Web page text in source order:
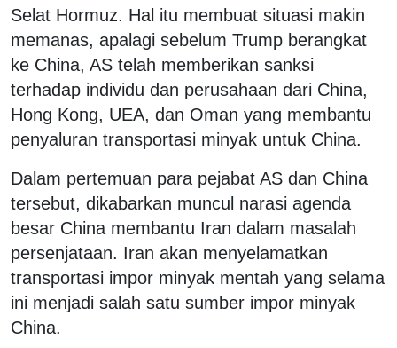
Selat Hormuz. Hal itu membuat situasi makin
memanas, apalagi sebelum Trump berangkat
ke China, AS telah memberikan sanksi
terhadap individu dan perusahaan dari China,
Hong Kong, UEA, dan Oman yang membantu
penyaluran transportasi minyak untuk China.
Dalam pertemuan para pejabat AS dan China
tersebut, dikabarkan muncul narasi agenda
besar China membantu Iran dalam masalah
persenjataan. Iran akan menyelamatkan
transportasi impor minyak mentah yang selama
ini menjadi salah satu sumber impor minyak
China.